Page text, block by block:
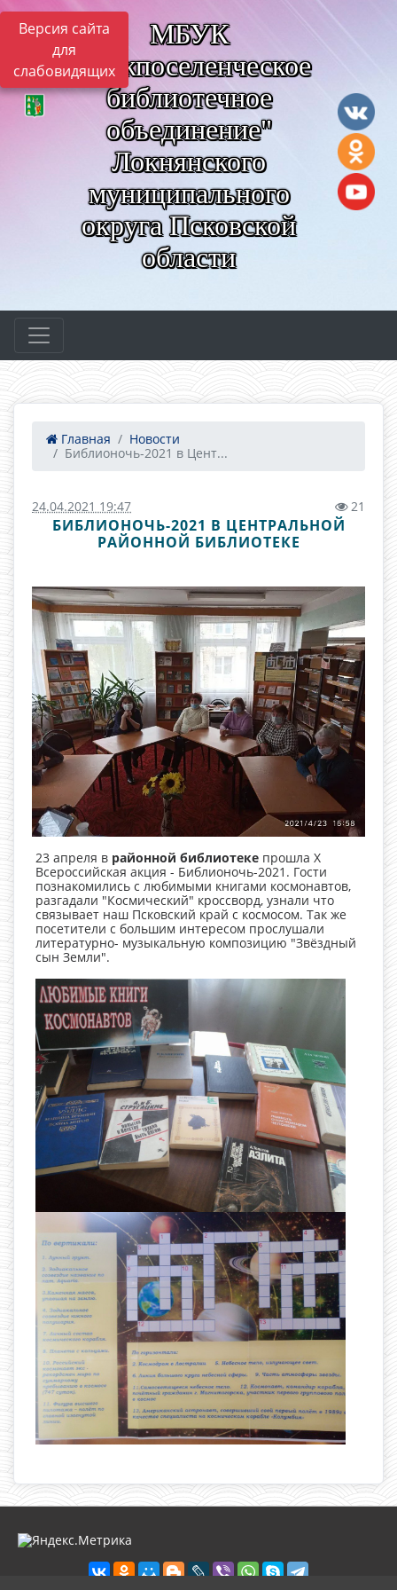
Версия сайта
для
слабовидящих
МБУК
"Межпоселенческое
библиотечное
объединение"
Локнянского
муниципального
округа Псковской
области
Главная
Новости
Библионочь-2021 в Цент...
24.04.2021 19:47 21
БИБЛИОНОЧЬ-2021 В ЦЕНТРАЛЬНОЙ
РАЙОННОЙ БИБЛИОТЕКЕ
23 апреля в районной библиотеке прошла Х
Всероссийская акция - Библионочь-2021. Гости
познакомились с любимыми книгами космонавтов,
разгадали "Космический" кроссворд, узнали что
связывает наш Псковский край с космосом. Так же
посетители с большим интересом прослушали
литературно- музыкальную композицию "Звёздный
сын Земли".